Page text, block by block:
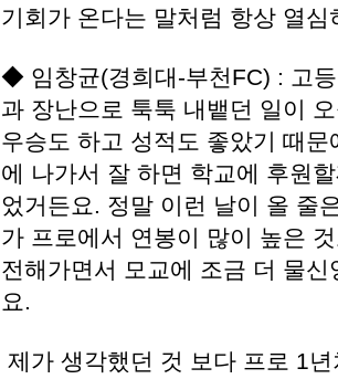
기회가 온다는 말처럼 항상 열
◆ 임창균(경희대-부천FC) : 고
과 장난으로 툭툭 내뱉던 일이
우승도 하고 성적도 좋았기 때
에 나가서 잘 하면 학교에 후원
었거든요. 정말 이런 날이 올 줄
가 프로에서 연봉이 많이 높은
전해가면서 모교에 조금 더 물
요.
제가 생각했던 것 보다 프로 1